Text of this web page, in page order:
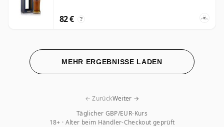
82 € ?
MEHR ERGEBNISSE LADEN
Täglicher GBP/EUR-Kurs
18+ · Alter beim Händler-Checkout geprüft
← ZurückWeiter →